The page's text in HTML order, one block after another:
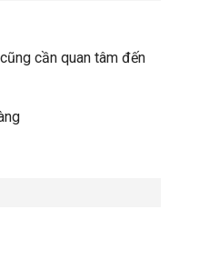
cần quan tâm đến